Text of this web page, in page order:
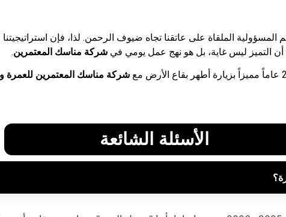
أن التميز ليس غاية، بل هو نهج عمل يومي في شركة مناسك المعتمرين.
شركة مناسك المعتمرين للعمرة
الأسئلة الشائعة